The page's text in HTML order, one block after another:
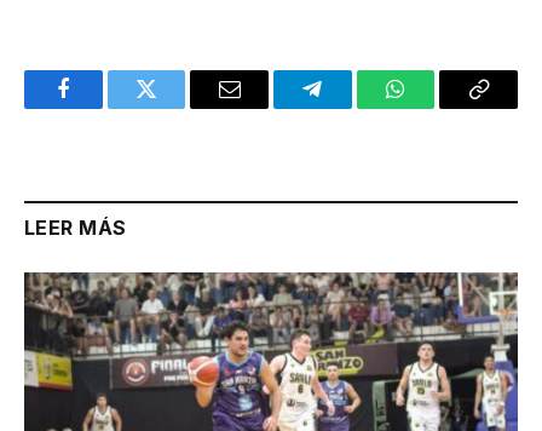
FacebookTwitter Email TelegramWhatsAppCopy
LEER MÁS